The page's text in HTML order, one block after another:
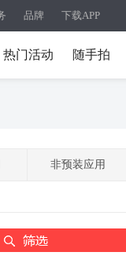
品牌 下载APP
热门活动 随手拍
非预装应用